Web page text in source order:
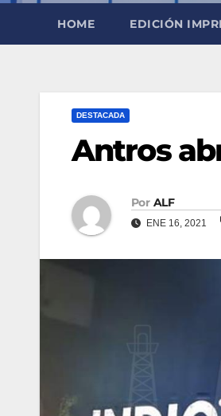
HOME EDICIÓN
DESTACADA
Antros
Por ALF
ENE 16, 2021